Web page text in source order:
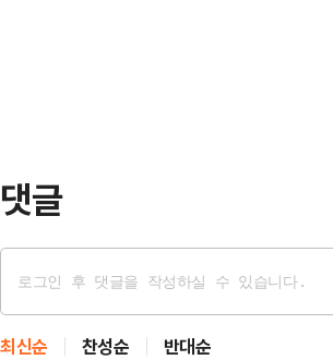
댓글
최신순 찬성순 반대순